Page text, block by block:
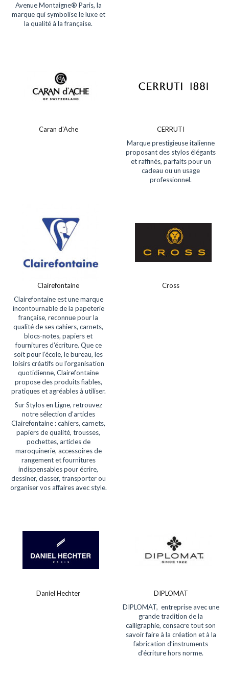
Avenue Montaigne® Paris, la
marque qui symbolise le luxe et
la qualité à la française.
Caran d'Ache
CERRUTI
Marque prestigieuse italienne
proposant des stylos élégants
et raffinés, parfaits pour un
cadeau ou un usage
professionnel.
Clairefontaine
Clairefontaine est une marque
incontournable de la papeterie
française, reconnue pour la
qualité de ses cahiers, carnets,
blocs-notes, papiers et
fournitures d’écriture. Que ce
soit pour l’école, le bureau, les
loisirs créatifs ou l’organisation
quotidienne, Clairefontaine
propose des produits fiables,
pratiques et agréables à utiliser.
Sur Stylos en Ligne, retrouvez
notre sélection d’articles
Clairefontaine : cahiers, carnets,
papiers de qualité, trousses,
pochettes, articles de
maroquinerie, accessoires de
rangement et fournitures
indispensables pour écrire,
dessiner, classer, transporter ou
organiser vos affaires avec style.
Cross
Daniel Hechter
DIPLOMAT
DIPLOMAT, entreprise avec une
grande tradition de la
calligraphie, consacre tout son
savoir faire à la création et à la
fabrication d’instruments
d’écriture hors norme.